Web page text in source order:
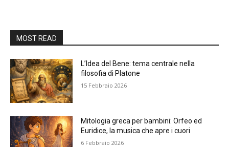
MOST READ
L’Idea del Bene: tema centrale nella
filosofia di Platone
15 Febbraio 2026
Mitologia greca per bambini: Orfeo ed
Euridice, la musica che apre i cuori
6 Febbraio 2026